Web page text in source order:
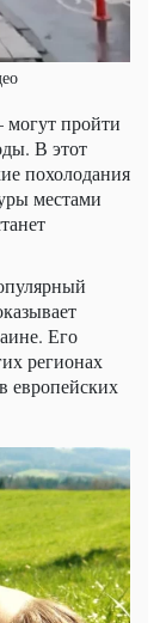
пройти
В этот
похолодания
местами
Его
регионах
европейских